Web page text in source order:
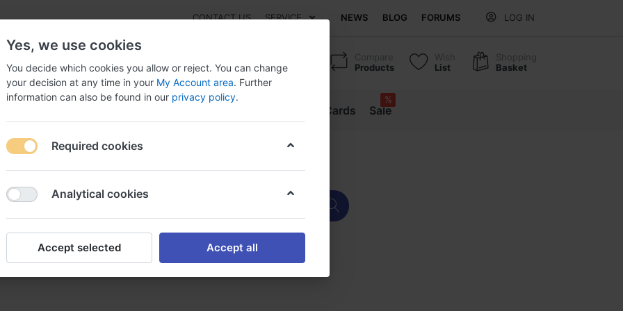
CONTACT US SERVICE NEWS BLOG FORUMS LOG IN
Compare
Products
Wish
List
Shopping
Basket
NEW
Gift Cards Sale
%
achat en ligne cefixime achat en ligne
cefixime achat en ligne
Yes, we use cookies
You decide which cookies you allow or reject. You can change
your decision at any time in your My Account area. Further
information can also be found in our privacy policy.
Required cookies
Analytical cookies
Accept selected Accept all